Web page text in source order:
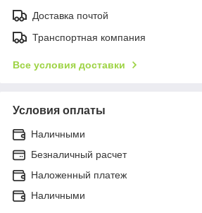
Доставка почтой
Транспортная компания
Все условия доставки
Условия оплаты
Наличными
Безналичный расчет
Наложенный платеж
Наличными